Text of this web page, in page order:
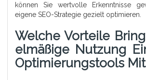
können Sie wertvolle Erkenntnisse
eigene SEO-Strategie gezielt optimieren.
Welche Vorteile
Elmäßige Nutzung
Optimierungstools